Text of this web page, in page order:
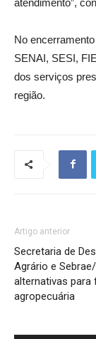
No
SENAI, SESI,
dos serviços
região.
Artigo anterior
Secretaria de
Agrário e
alternativas para
agropecuária